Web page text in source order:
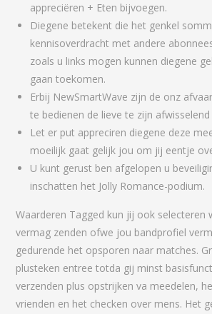
appreciëren + Eten bijvoegen.
Diegene betekent die het genkel
kennisoverdracht met andere
zoals u links mogen kunnen diegene
gaan toekomen.
Erbij NewSmartWave zijn de onz
te bedienen de lieve te zijn
Let er put appreciren diegene deze
moeilijk gaat gelijk jou om jij eentje
U kunt gerust ben afgelopen u
inschatten het Jolly Romance-podium.
Waarderen Tagged kun jij ook selecteren
vermag zenden ofwe jou bandprofiel
gedurende het opsporen naar matches.
plusteken entree totda gij minst
verzenden plus opstrijken va meedelen,
vrienden en het checken over mens. Het